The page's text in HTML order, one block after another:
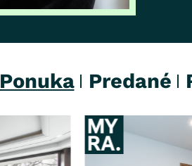
Ponuka Predané